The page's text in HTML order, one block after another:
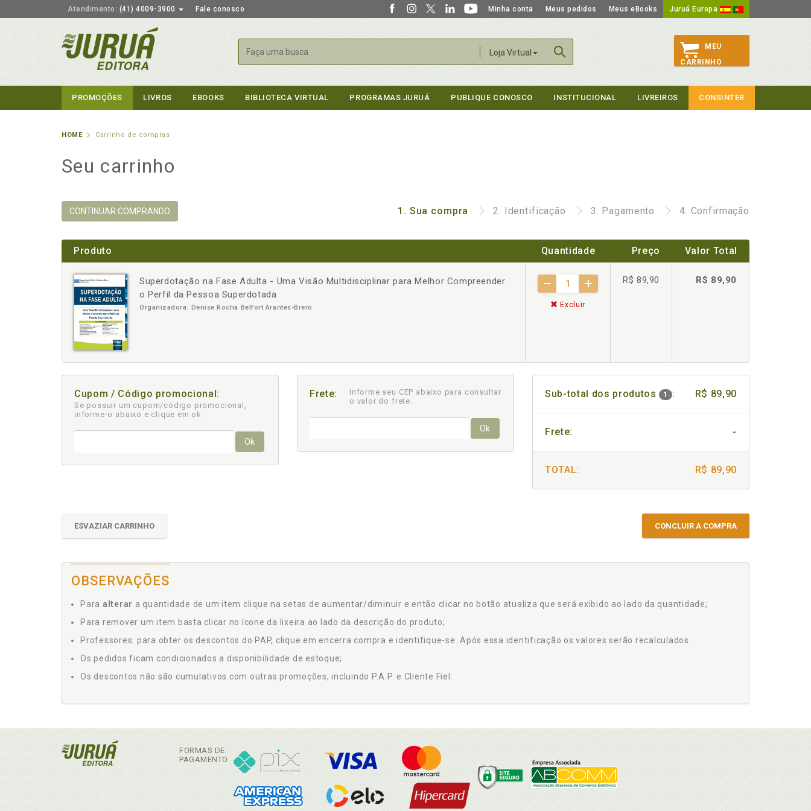
Atendimento: (41) 4009-3900 Fale conosco Minha conta Meus pedidos Meus eBooks Juruá Europa
Loja Virtual
Buscar
MEU
CARRINHO
PROMOÇÕES LIVROS EBOOKS BIBLIOTECA VIRTUAL PROGRAMAS JURUÁ PUBLIQUE CONOSCO INSTITUCIONAL LIVREIROS CONSINTER
HOME Carrinho de compras
Seu carrinho
CONTINUAR COMPRANDO 1. Sua compra 2. Identificação 3. Pagamento 4. Confirmação
Produto Quantidade Preço Valor Total
Superdotação na Fase Adulta - Uma Visão Multidisciplinar para Melhor Compreender
o Perfil da Pessoa Superdotada
Organizadora: Denise Rocha Belfort Arantes-Brero
- +
Excluir
R$ 89,90 R$ 89,90
Cupom / Código promocional:
Se possuir um cupom/código promocional,
informe-o abaixo e clique em ok
Ok
Frete:
Informe seu CEP abaixo para consultar
o valor do frete.
Ok
Sub-total dos produtos 1 : R$ 89,90
Frete: -
TOTAL: R$ 89,90
ESVAZIAR CARRINHO CONCLUIR A COMPRA
OBSERVAÇÕES
Para alterar a quantidade de um item clique na setas de aumentar/diminuir e então clicar no botão atualiza que será exibido ao lado da quantidade;
Para remover um item basta clicar no ícone da lixeira ao lado da descrição do produto;
Professores: para obter os descontos do PAP, clique em encerra compra e identifique-se. Após essa identificação os valores serão recalculados.
Os pedidos ficam condicionados a disponibilidade de estoque;
Os descontos não são cumulativos com outras promoções, incluindo P.A.P. e Cliente Fiel.
FORMAS DE
PAGAMENTO